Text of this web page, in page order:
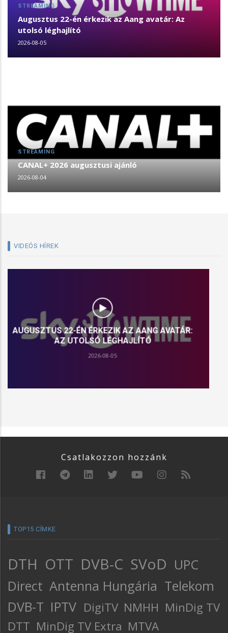
STREAMING
Augusztus 22-én érkezik az Aang avatár: Az
utolsó léghajlító
2026-08-05
STREAMING
CANAL+ 2026 augusztusi ajánló
2026-08-04
VIDEÓS HÍREK
AUGUSZTUS 5-ÉN ÉRKEZIK „A STAR WARS:
LÁTOMÁSOK BEMUTATJA: A KILENCEDIK JEDI” A
DISNEY+-RA
2026-08-03
Csatlakozzon hozzánk
TOP15 CÍMKE
DTH OTT DVB-C SVoD UPC
Direct Antenna Hungária Telekom
DVB-T IPTV DigiTV NMHH MinDig TV
DTT MinDig TV Extra MTVA